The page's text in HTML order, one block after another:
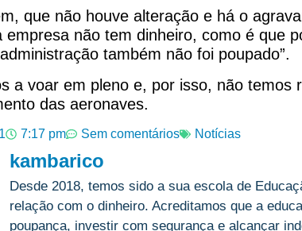
que não houve alteração e há o
empresa não tem dinheiro, como é que
também não foi poupado”.
a voar em pleno e, por isso, não
das aeronaves.
7:17 pm Sem comentários Notícias
kambarico
Desde 2018, temos sido a sua escola de
relação com o dinheiro. Acreditamos que a
poupança, investir com segurança e alcançar